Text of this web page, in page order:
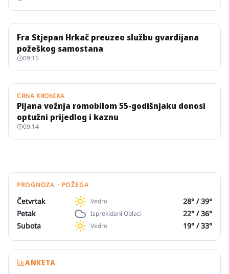
Fra Stjepan Hrkač preuzeo službu gvardijana
požeškog samostana
09:15
CRNA KRONIKA
Pijana vožnja romobilom 55-godišnjaku donosi
optužni prijedlog i kaznu
09:14
PROGNOZA · POŽEGA
Četvrtak Vedro 28° /39°
Petak
Isprekidani Oblaci 22° /36°
Subota
Vedro 19° /33°
ANKETA